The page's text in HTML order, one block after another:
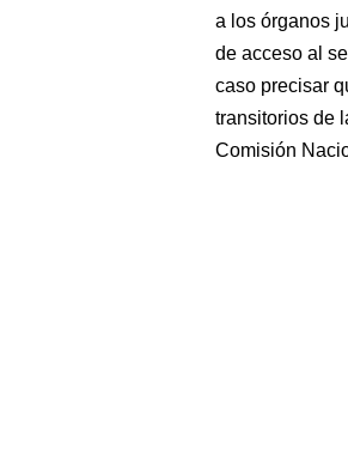
a los órganos
de acceso al
caso precisar
transitorios de
Comisión